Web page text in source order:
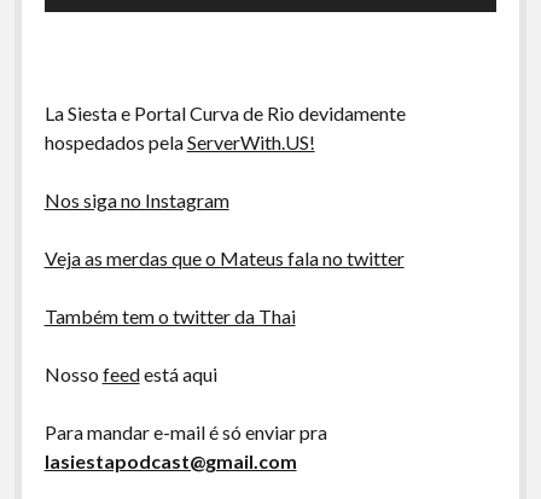
La Siesta e Portal Curva de Rio devidamente
hospedados pelaServerWith.US!
Nos siga no Instagram
Veja as merdas que o Mateus fala no twitter
Também tem o twitter da Thai
Nosso feedestá aqui
Para mandar e-mail é só enviar pra
lasiestapodcast@gmail.com